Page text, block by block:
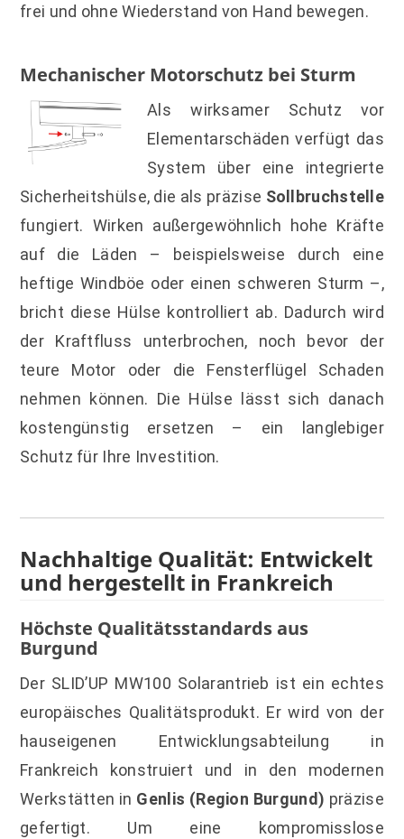
frei und ohne Wiederstand von Hand bewegen.
Mechanischer Motorschutz bei Sturm
Als wirksamer Schutz vor
Elementarschäden verfügt das
System über eine integrierte
Sicherheitshülse, die als präzise Sollbruchstelle
fungiert. Wirken außergewöhnlich hohe Kräfte
auf die Läden – beispielsweise durch eine
heftige Windböe oder einen schweren Sturm –,
bricht diese Hülse kontrolliert ab. Dadurch wird
der Kraftfluss unterbrochen, noch bevor der
teure Motor oder die Fensterflügel Schaden
nehmen können. Die Hülse lässt sich danach
kostengünstig ersetzen – ein langlebiger
Schutz für Ihre Investition.
Nachhaltige Qualität: Entwickelt
und hergestellt in Frankreich
Höchste Qualitätsstandards aus
Burgund
Der SLID’UP MW100 Solarantrieb ist ein echtes
europäisches Qualitätsprodukt. Er wird von der
hauseigenen Entwicklungsabteilung in
Frankreich konstruiert und in den modernen
Werkstätten in Genlis (Region Burgund) präzise
gefertigt. Um eine kompromisslose